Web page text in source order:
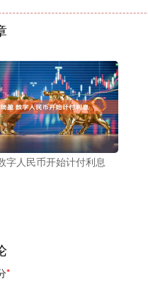
字人民币开始计付利息
*